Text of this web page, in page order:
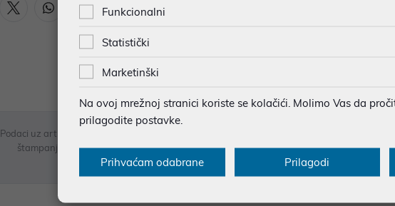
Podaci uz artikle su prezentirani u dobroj namjeri. Mikronis d.o.o. ne odgovara za
štampanja te promjene u dostupnosti i cijene. Slike artikala su ilustrativne prirode te ne
eventualne nejasnoće možete nas kontaktirati na
web-
Funkcionalni
Statistički
Marketinški
Na ovoj mrežnoj stranici koriste se kolačići. Molimo Vas da
prilagodite postavke.
Prihvaćam odabrane Prilagodi